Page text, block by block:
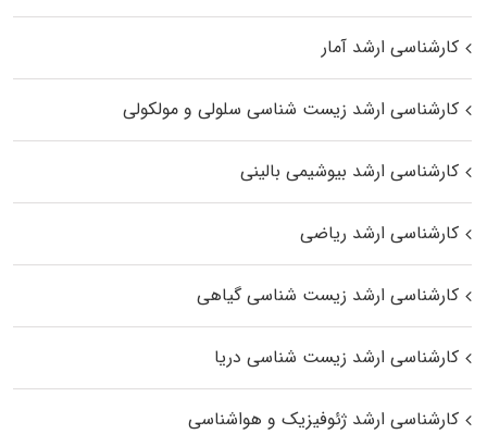
کارشناسی ارشد آمار
کارشناسی ارشد زیست شناسی سلولی و مولکولی
کارشناسی ارشد بیوشیمی بالینی
کارشناسی ارشد ریاضی
کارشناسی ارشد زیست‌ شناسی گیاهی
کارشناسی ارشد زیست‌ شناسی دریا
کارشناسی ارشد ژئوفیزیک و هواشناسی